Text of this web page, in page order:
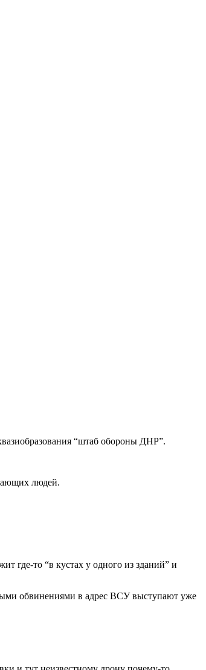
“штаб обороны ДНР”.
людей.
где-то “в кустах у одного из зданий” и
обвинениями в адрес ВСУ выступают уже